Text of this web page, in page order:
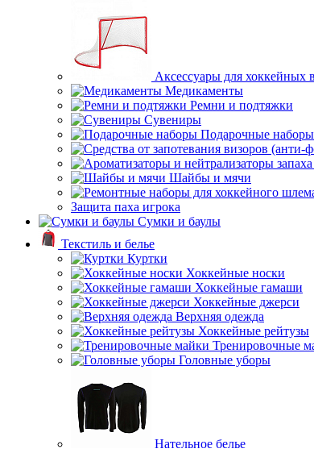
Аксессуары для хоккейных
Медикаменты
Ремни и подтяжки
Сувениры
Подарочные наборы
Шайбы и мячи
Защита паха игрока
Сумки и баулы
Текстиль и белье
Куртки
Хоккейные носки
Хоккейные гамаши
Хоккейные джерси
Верхняя одежда
Хоккейные рейтузы
Тренировочные
Головные уборы
Нательное белье